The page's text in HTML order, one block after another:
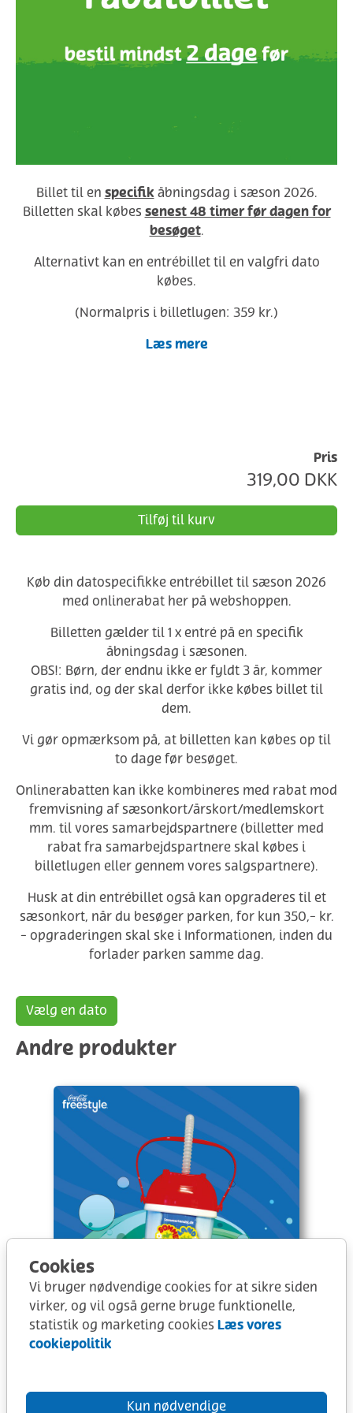
Cookies
Vi bruger nødvendige cookies for at sikre siden
virker, og vil også gerne bruge funktionelle,
statistik og marketing cookies Læs vores
cookiepolitik
Kun nødvendige
Billet til en specifik åbningsdag i sæson 2026.
Billetten skal købes senest 48 timer før dagen for
besøget.
Alternativt kan en entrébillet til en valgfri dato
købes.
(Normalpris i billetlugen: 359 kr.)
Læs mere
Pris
319,00 DKK
Tilføj til kurv
Køb din datospecifikke entrébillet til sæson 2026
med onlinerabat her på webshoppen.
Billetten gælder til 1 x entré på en specifik
åbningsdag i sæsonen.
OBS!: Børn, der endnu ikke er fyldt 3 år, kommer
gratis ind, og der skal derfor ikke købes billet til
dem.
Vi gør opmærksom på, at billetten kan købes op til
to dage før besøget.
Onlinerabatten kan ikke kombineres med rabat mod
fremvisning af sæsonkort/årskort/medlemskort
mm. til vores samarbejdspartnere (billetter med
rabat fra samarbejdspartnere skal købes i
billetlugen eller gennem vores salgspartnere).
Husk at din entrébillet også kan opgraderes til et
sæsonkort, når du besøger parken, for kun 350,- kr.
- opgraderingen skal ske i Informationen, inden du
forlader parken samme dag.
Vælg en dato
Andre produkter
1 stk. Coca-Cola